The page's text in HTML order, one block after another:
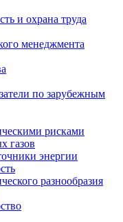
и охрана труда
менеджмента
по зарубежным
рисками
газов
энергии
разнообразия